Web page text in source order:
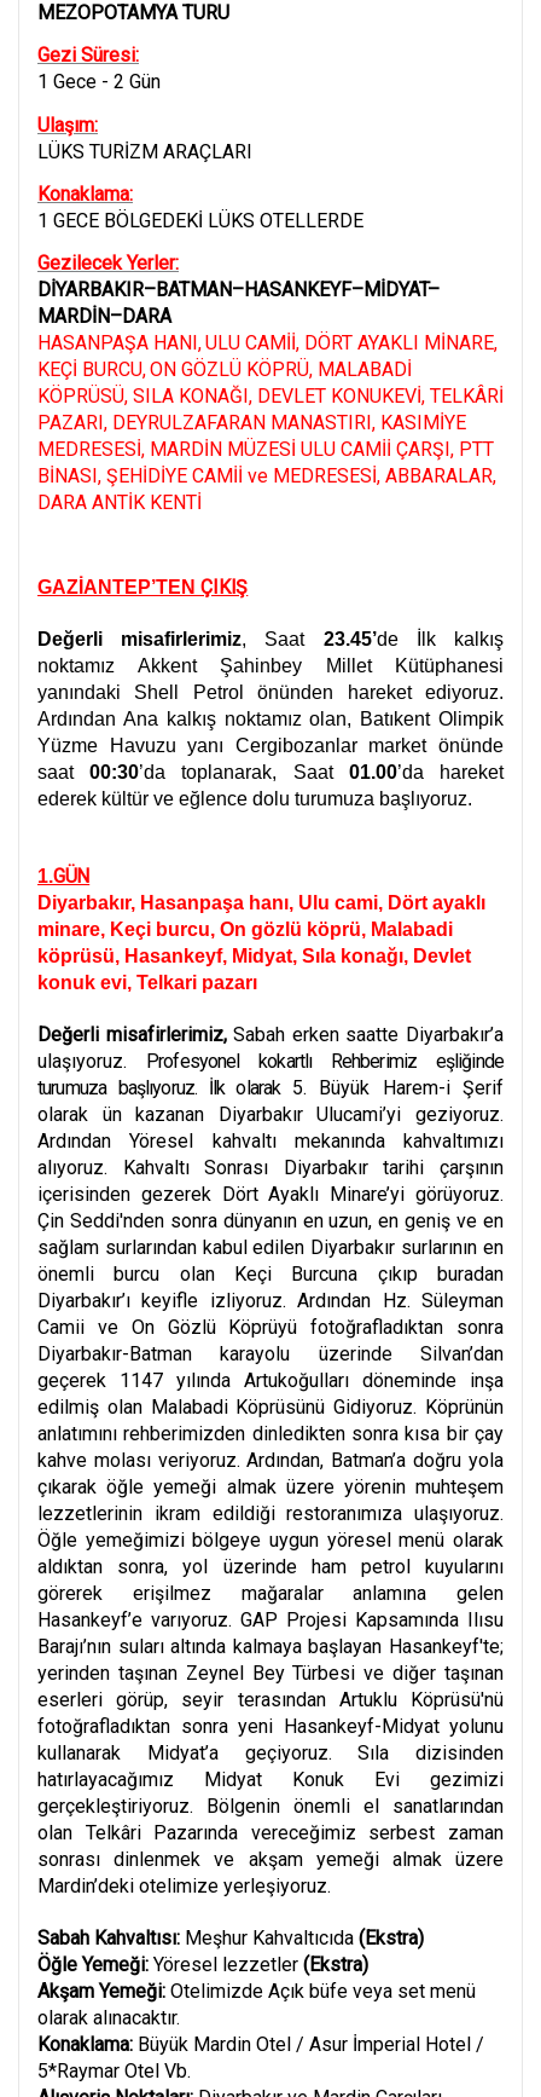
MEZOPOTAMYA TURU
Gezi Süresi:
1 Gece - 2 Gün
Ulaşım:
LÜKS TURİZM ARAÇLARI
Konaklama:
1 GECE BÖLGEDEKİ LÜKS OTELLERDE
Gezilecek Yerler:
DİYARBAKIR–BATMAN–HASANKEYF–MİDYAT–
MARDİN–DARA
HASANPAŞA HANI ,ULU CAMİİ, DÖRT AYAKLI MİNARE,
KEÇİ BURCU,ON GÖZLÜ KÖPRÜ, MALABADİ
KÖPRÜSÜ, SILA KONAĞI, DEVLET KONUKEVİ, TELKÂRİ
PAZARI, DEYRULZAFARAN MANASTIRI, KASIMİYE
MEDRESESİ, MARDİN MÜZESİ ULU CAMİİ ÇARŞI, PTT
BİNASI, ŞEHİDİYE CAMİİ ve MEDRESESİ, ABBARALAR,
DARA ANTİK KENTİ
GAZİANTEP’TEN ÇIKIŞ
Değerli misafirlerimiz, Saat 23.45’de İlk kalkış
noktamız Akkent Şahinbey Millet Kütüphanesi
yanındaki Shell Petrol önünden hareket ediyoruz.
Ardından Ana kalkış noktamız olan, Batıkent Olimpik
Yüzme Havuzu yanı Cergibozanlar market önünde
saat00:30’da toplanarak, Saat 01.00’da hareket
ederek kültür ve eğlence dolu turumuza başlıyoruz.
1.GÜN
Diyarbakır, Hasanpaşa hanı, Ulu cami, Dört ayaklı
minare, Keçi burcu, On gözlü köprü, Malabadi
köprüsü, Hasankeyf, Midyat, Sıla konağı, Devlet
konuk evi, Telkari pazarı
Değerli misafirlerimiz,Sabah erken saatte Diyarbakır’a
ulaşıyoruz. Profesyonel kokartlı Rehberimiz eşliğinde
turumuza başlıyoruz. İlk olarak 5. Büyük Harem-i Şerif
olarak ün kazanan Diyarbakır Ulucami’yi geziyoruz.
Ardından Yöresel kahvaltı mekanında kahvaltımızı
alıyoruz. Kahvaltı Sonrası Diyarbakır tarihi çarşının
içerisinden gezerek Dört Ayaklı Minare’yi görüyoruz.
Çin Seddi'nden sonra dünyanın en uzun, en geniş ve en
sağlam surlarından kabul edilen Diyarbakır surlarının en
önemli burcu olan Keçi Burcuna çıkıp buradan
Diyarbakır’ı keyifle izliyoruz. Ardından Hz. Süleyman
Camii ve On Gözlü Köprüyü fotoğrafladıktan sonra
Diyarbakır-Batman karayolu üzerinde Silvan’dan
geçerek 1147 yılında Artukoğulları döneminde inşa
edilmiş olan Malabadi Köprüsünü Gidiyoruz. Köprünün
anlatımını rehberimizden dinledikten sonra kısa bir çay
kahve molası veriyoruz. Ardından, Batman’a doğru yola
çıkarak öğle yemeği almak üzere yörenin muhteşem
lezzetlerinin ikram edildiği restoranımıza ulaşıyoruz.
Öğle yemeğimizi bölgeye uygun yöresel menü olarak
aldıktan sonra, yol üzerinde ham petrol kuyularını
görerek erişilmez mağaralar anlamına gelen
Hasankeyf’e varıyoruz. GAP Projesi Kapsamında Ilısu
Barajı’nın suları altında kalmaya başlayan Hasankeyf'te;
yerinden taşınan Zeynel Bey Türbesi ve diğer taşınan
eserleri görüp, seyir terasından Artuklu Köprüsü'nü
fotoğrafladıktan sonra yeni Hasankeyf-Midyat yolunu
kullanarak Midyat’a geçiyoruz. Sıla dizisinden
hatırlayacağımız Midyat Konuk Evi gezimizi
gerçekleştiriyoruz. Bölgenin önemli el sanatlarından
olan Telkâri Pazarında vereceğimiz serbest zaman
sonrası dinlenmek ve akşam yemeği almak üzere
Mardin’deki otelimize yerleşiyoruz.
Sabah Kahvaltısı: Meşhur Kahvaltıcıda (Ekstra)
Öğle Yemeği: Yöresel lezzetler (Ekstra)
Akşam Yemeği: Otelimizde Açık büfe veya set menü
olarak alınacaktır.
Konaklama: Büyük Mardin Otel / Asur İmperial Hotel /
5*Raymar Otel Vb.